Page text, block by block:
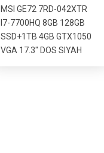
MSI GE72 7RD-042XTR
I7-7700HQ 8GB 128GB
SSD+1TB 4GB GTX1050
VGA 17.3″ DOS SIYAH